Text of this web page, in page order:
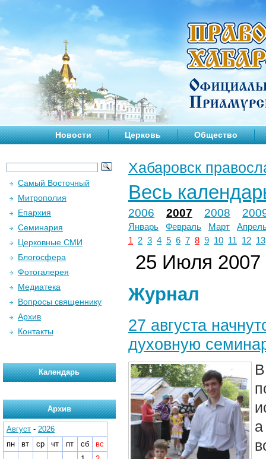
Новости Церковь Общество
Хабаровск
Весь
2006 2007 2008
Январь Февраль Март
1
2 3 4 5 6 7 8 9 10 11 12 13
25 Июля 2007
Журнал
27 августа
духовную
Самый Восточный
Митрополия
Епархия
Семинария
Церковные СМИ
Блогосфера
Фотогалерея
Медиатека
Вопросы священнику
Архив
Контакты
Календарь
Архив
Август - 2026
пн
вт ср чт пт сб
вс